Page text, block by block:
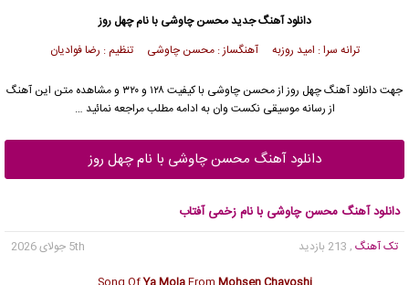
دانلود آهنگ جدیدمحسن چاوشی با نام چهل روز
ترانه سرا : امید روزبه آهنگساز : محسن چاوشی تنظیم : رضا فوادیان
جهت دانلود آهنگ چهل روز ازمحسن چاوشی
با کیفیت ۱۲۸ و ۳۲۰ و مشاهده متن این آهنگ
از رسانه موسیقی نکست وان به ادامه مطلب مراجعه نمائید …
دانلود آهنگ محسن چاوشی با نام چهل روز
دانلود آهنگ محسن چاوشی با نام زخمی آفتاب
تک آهنگ , 213 بازدید
5th جولای 2026